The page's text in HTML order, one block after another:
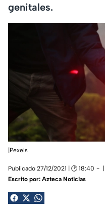
genitales.
|Pexels
Publicado 27/12/2021 | 🕑 18:40
Escrito por: Azteca Noticias